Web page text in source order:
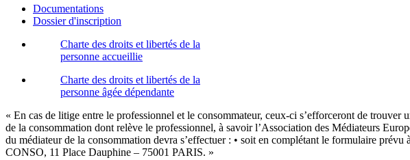
Documentations
Dossier d'inscription
Charte des droits et libertés de la
personne accueillie
Charte des droits et libertés de la
personne âgée dépendante
« En cas de litige entre le professionnel et le consommateur, ceux-ci s’efforceront de
de la consommation dont relève le professionnel, à savoir l’Association des Médiateurs
du médiateur de la consommation devra s’effectuer : • soit en complétant le formulaire
CONSO, 11 Place Dauphine – 75001 PARIS. »